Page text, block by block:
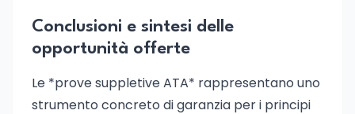
Conclusioni e sintesi delle
opportunità offerte
Le *prove suppletive ATA* rappresentano uno
strumento concreto di garanzia per i principi